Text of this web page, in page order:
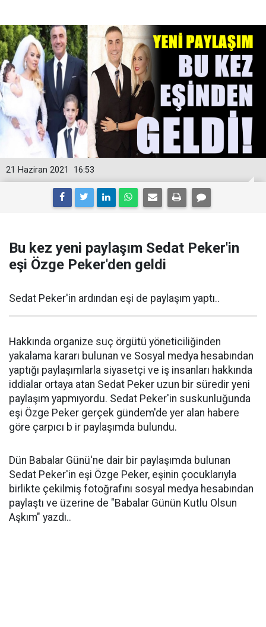
16:53
21 Haziran 2021
Bu kez yeni paylaşım Sedat Peker'in
eşi Özge Peker'den geldi
Sedat Peker'in ardından eşi de paylaşım yaptı..
Hakkında organize suç örgütü yöneticiliğinden
yakalama kararı bulunan ve Sosyal medya hesabından
yaptığı paylaşımlarla siyasetçi ve iş insanları hakkında
iddialar ortaya atan Sedat Peker uzun bir süredir yeni
paylaşım yapmıyordu. Sedat Peker'in suskunluğunda
eşi Özge Peker gerçek gündem'de yer alan habere
göre çarpıcı b ir paylaşımda bulundu.
Dün Babalar Günü'ne dair bir paylaşımda bulunan
Sedat Peker'in eşi Özge Peker, eşinin çocuklarıyla
birlikte çekilmiş fotoğrafını sosyal medya hesabından
paylaştı ve üzerine de "Babalar Günün Kutlu Olsun
Aşkım" yazdı..